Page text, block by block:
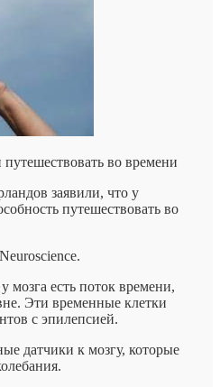
во времени
заявили, что у
путешествовать во
мозга есть поток времени,
Эти временные клетки
с эпилепсией.
датчики к мозгу, которые